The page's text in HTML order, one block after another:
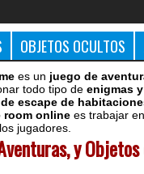
OBJETOS OCULTOS
es un juego de
todo tipo de enigmas
escape de
room online es trabajar
jugadores.
y